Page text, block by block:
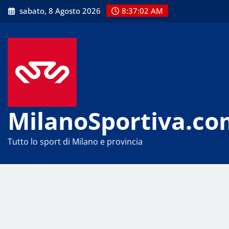
Skip
to
sabato, 8 Agosto 2026 8:37:02 AM
Tutto lo sport di Milano e provincia